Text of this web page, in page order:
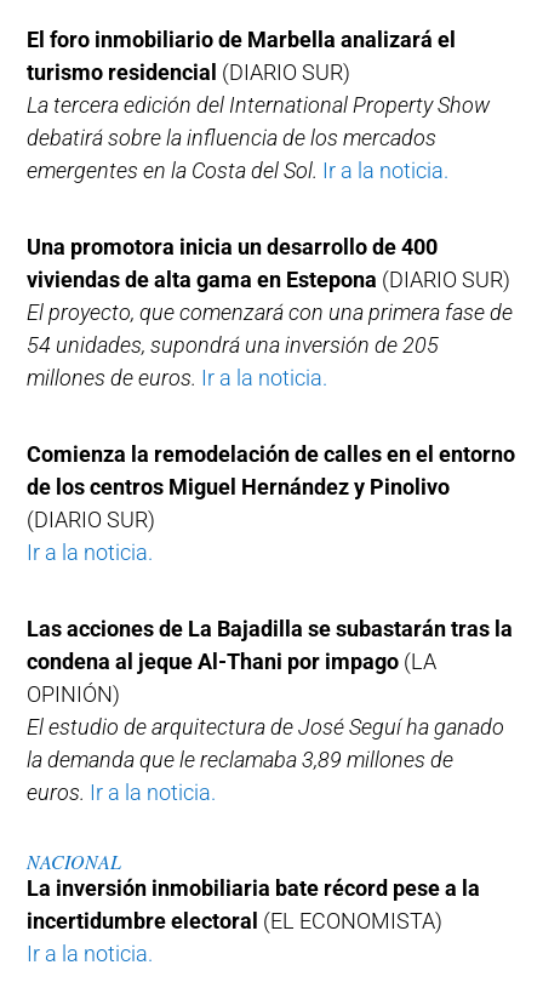
El foro inmobiliario de Marbella analizará el
turismo residencial (DIARIO SUR)
La tercera edición del International Property Show
debatirá sobre la influencia de los mercados
emergentes en la Costa del Sol. Ir a la noticia.
Una promotora inicia un desarrollo de 400
viviendas de alta gama en Estepona (DIARIO SUR)
El proyecto, que comenzará con una primera fase de
54 unidades, supondrá una inversión de 205
millones de euros. Ir a la noticia.
Comienza la remodelación de calles en el entorno
de los centros Miguel Hernández y Pinolivo
(DIARIO SUR)
Ir a la noticia.
Las acciones de La Bajadilla se subastarán tras la
condena al jeque Al-Thani por impago (LA
OPINIÓN)
El estudio de arquitectura de José Seguí ha ganado
la demanda que le reclamaba 3,89 millones de
euros. Ir a la noticia.
NACIONAL
La inversión inmobiliaria bate récord pese a la
incertidumbre electoral (EL ECONOMISTA)
Ir a la noticia.